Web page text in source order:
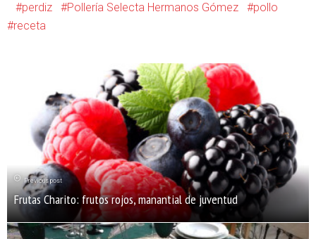
perdiz
Pollería Selecta Hermanos Gómez
pollo
receta
Previous post
Frutas Charito: frutos rojos, manantial de juventud